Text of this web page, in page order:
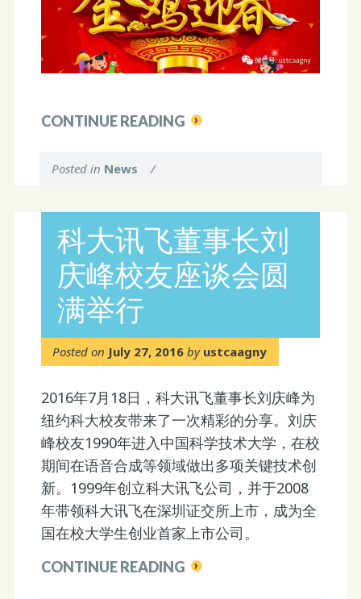
CONTINUE READING
Posted in News /
科大讯飞董事长刘
庆峰校友座谈会圆
满举行
Posted on July 27, 2016 by ustcaagny
2016年7月18日， 科大讯飞董事长刘庆峰为
纽约科大校友带来了一次精彩的分享。 刘庆
峰校友1990年进入中国科学技术大学， 在校
期间在语音合成等领域做出多项关键技术创
新。 1999年创立科大讯飞公司， 并于2008
年带领科大讯飞在深圳证交所上市， 成为全
国在校大学生创业首家上市公司。
CONTINUE READING